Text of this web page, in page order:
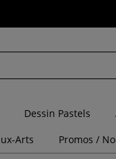
Dessin Pastels
Arts Promos /